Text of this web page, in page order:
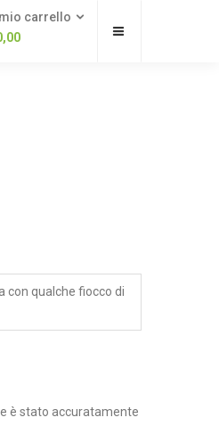
mio carrello
con qualche fiocco di
è stato accuratamente